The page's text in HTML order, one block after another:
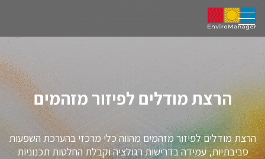
הרצת מודלים לפיזור מזהמים
הרצת מודלים לפיזור מזהמים מהווה כלי מרכזי בהערכת השפעות
סביבתיות, עמידה בדרישות רגולציה וקבלת החלטות תכנוניות